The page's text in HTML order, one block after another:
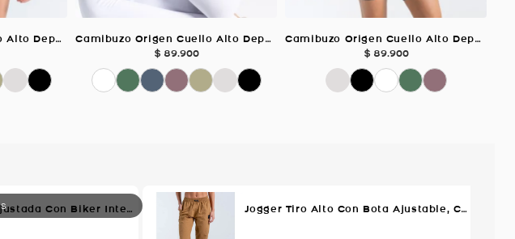
Camibuzo Origen Cuello Alto Deportivo, Color PURPURA Para Mujer
Camibuzo Origen Cuello Alto Deportivo, Color Blanco Para Mujer
$ 89.900
Camibuzo Origen Cuello Alto Deportivo, Color Negro Para Mujer
$ 89.900
Falda Impulso Ajustada Con Biker Interno, Color Negro Para Mujer Jogger Tiro Alto Con Bota Ajustable, Color Cafe Para Mujer